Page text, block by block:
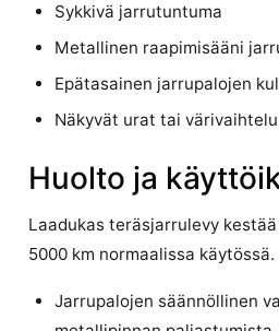
Sykkivä jarrutuntuma
Metallinen raapimisääni
Epätasainen jarrupalojen
Näkyvät urat tai
Huolto ja
Laadukas teräsjarrulevy
5000 km normaalissa
Jarrupalojen säännöllinen